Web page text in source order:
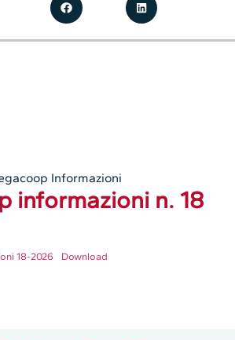
Informazioni
informazioni n. 18
18-2026 Download